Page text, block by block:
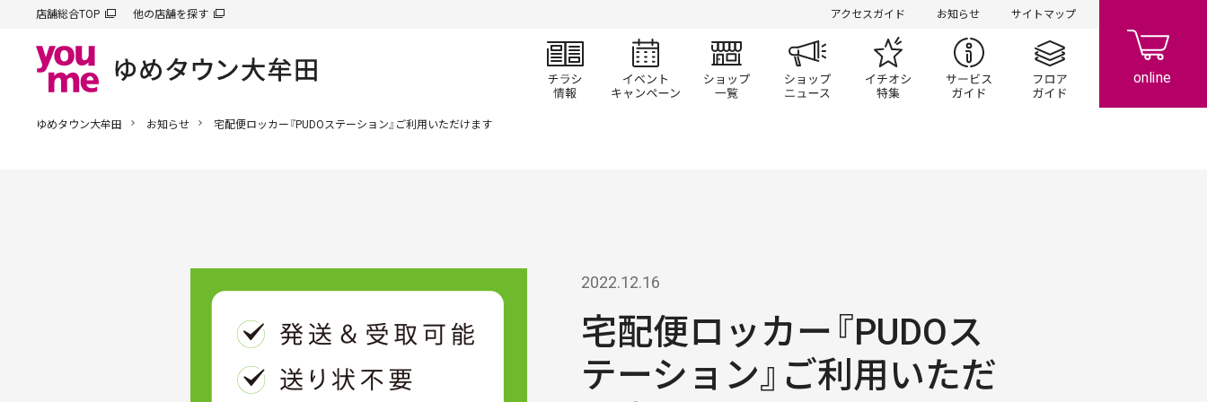
店舗総合TOP 他の店舗を探す アクセスガイド お知らせ サイトマップ
チラシ情報 イベント/キャンペーン
ショップ一覧 ショップニュースイチオシ特集 サービスガイドフロアガイド
ゆめタウン大牟田 お知らせ 宅配便ロッカー『PUDOステーション』ご利用いただけます
2022.12.16
宅配便ロッカー『PUDOス
テーション』ご利用いただ